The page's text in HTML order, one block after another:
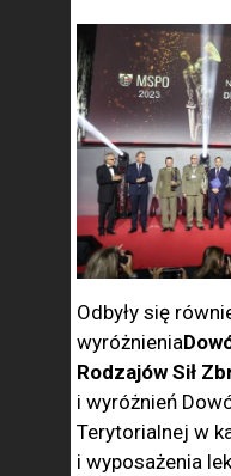
Odbyły się
wyróżnienia
Rodzajów Sił
i wyróżnień
Terytorialnej w
i wyposażenia